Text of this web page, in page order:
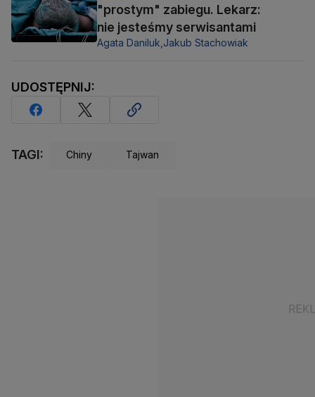
"prostym" zabiegu. Lekarz:
nie jesteśmy serwisantami
Agata Daniluk, Jakub Stachowiak
UDOSTĘPNIJ:
TAGI: Chiny Tajwan